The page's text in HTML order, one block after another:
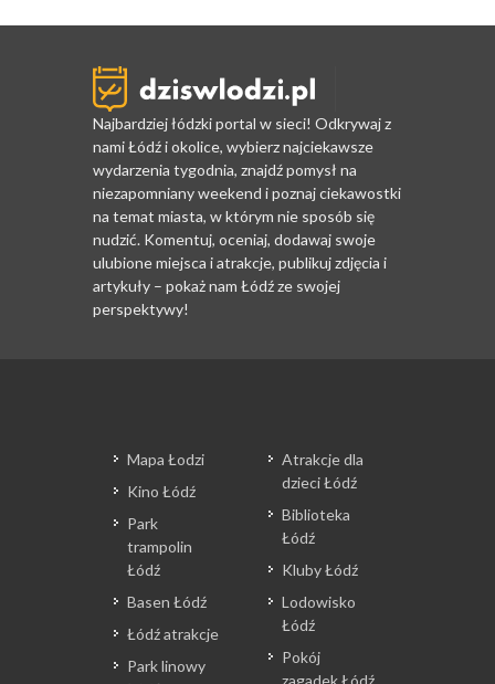
Najbardziej łódzki portal w sieci! Odkrywaj z
nami Łódź i okolice, wybierz najciekawsze
wydarzenia tygodnia, znajdź pomysł na
niezapomniany weekend i poznaj ciekawostki
na temat miasta, w którym nie sposób się
nudzić. Komentuj, oceniaj, dodawaj swoje
ulubione miejsca i atrakcje, publikuj zdjęcia i
artykuły – pokaż nam Łódź ze swojej
perspektywy!
Mapa Łodzi
Kino Łódź
Park
trampolin
Łódź
Basen Łódź
Łódź atrakcje
Park linowy
Atrakcje dla
dzieci Łódź
Biblioteka
Łódź
Kluby Łódź
Lodowisko
Łódź
Pokój
zagadek Łódź